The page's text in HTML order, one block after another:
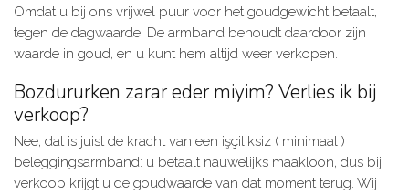
Omdat u bij ons vrijwel puur voor het goudgewicht betaalt,
tegen de dagwaarde. De armband behoudt daardoor zijn
waarde in goud, en u kunt hem altijd weer verkopen.
Bozdururken zarar eder miyim? Verlies ik bij
verkoop?
Nee, dat is juist de kracht van een işçiliksiz ( minimaal )
beleggingsarmband: u betaalt nauwelijks maakloon, dus bij
verkoop krijgt u de goudwaarde van dat moment terug. Wij